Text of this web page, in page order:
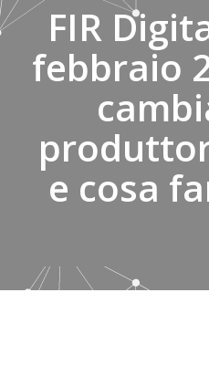
FIR
febbraio
e cosa